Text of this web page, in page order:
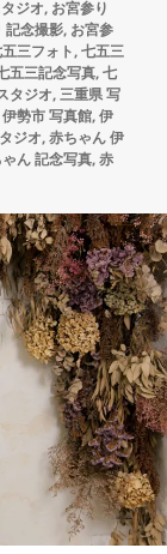
ジオ, お宮参り
記念撮影, お宮参
三フォト,七五三
五三記念写真,七
タジオ,三重県 写
伊勢市 写真館,伊
ジオ,赤ちゃん 伊
ん 記念写真,赤